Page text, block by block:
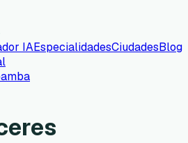
IAEspecialidadesCiudadesBlog